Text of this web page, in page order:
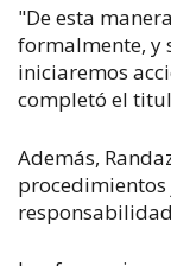
"De esta
formalmente, y
iniciaremos
completó el
Además,